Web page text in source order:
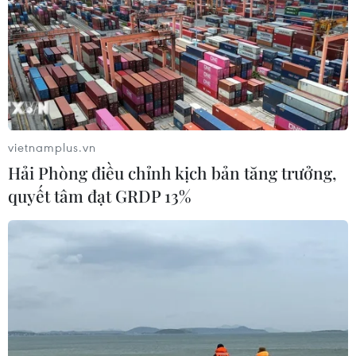
Phú Quốc dần thành hình
04/08/2026 03:40
7 tháng năm 2026: Số
doanh nghiệp thành lập mới tăng
16,9%
04/08/2026 03:29
7 tháng năm 2026: 7
mặt hàng xuất khẩu trên 10 tỷ USD
03/08/2026 23:49
Tổng vốn đầu tư nước ngoài đăng ký
vietnamplus.vn
Hải Phòng điều chỉnh kịch bản tăng trưởng,
quyết tâm đạt GRDP 13%